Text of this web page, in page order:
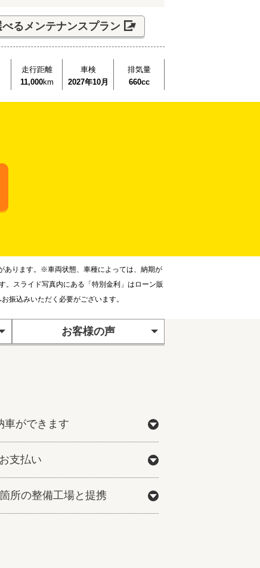
べるメンテナンスプラン
走行距離
11,000km
車検
2027年10月
排気量
660cc
あります。※車両状態、車種によっては、納期が
スライド写真内にある「特別金利」はローン販
振込みいただく必要がございます。
お客様の声
車ができます
支払い
所の整備工場と提携